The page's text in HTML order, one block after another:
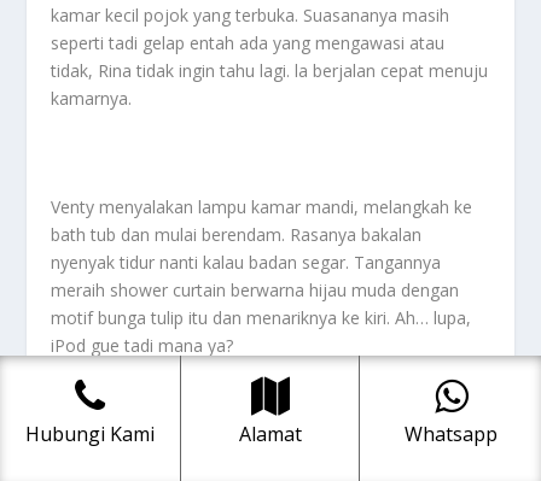
kamar kecil pojok yang terbuka. Suasananya masih
seperti tadi gelap entah ada yang mengawasi atau
tidak, Rina tidak ingin tahu lagi. la berjalan cepat menuju
kamarnya.
Venty menyalakan lampu kamar mandi, melangkah ke
bath tub dan mulai berendam. Rasanya bakalan
nyenyak tidur nanti kalau badan segar. Tangannya
meraih shower curtain berwarna hijau muda dengan
motif bunga tulip itu dan menariknya ke kiri. Ah… lupa,
iPod gue tadi mana ya?
Hubungi Kami Alamat Whatsapp